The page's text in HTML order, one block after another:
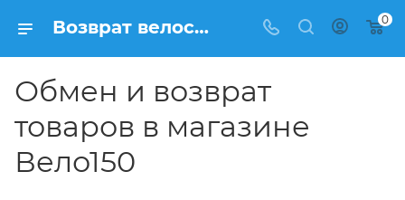
Возврат велосипеда ненадлежащего качества (бракованного) на сайте интернет магазина velo150.ru | Весь спектр услуг, возврат, обмен, гарантия. Запись/заказы в Москве телефон компании на сайте 0
Обмен и возврат
товаров в магазине
Вело150